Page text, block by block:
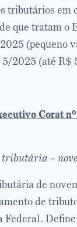
tributários em
que tratam o
(pequeno
5/2025 (até R$
Corat
–
de
de
Federal. Define